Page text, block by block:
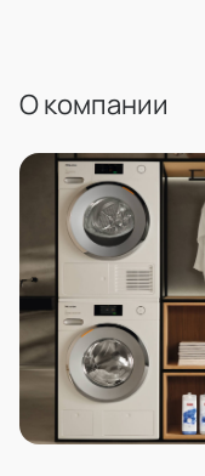
О компании